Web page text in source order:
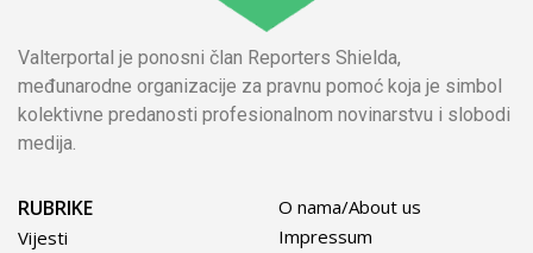
Valterportal je ponosni član Reporters Shielda,
međunarodne organizacije za pravnu pomoć koja je simbol
kolektivne predanosti profesionalnom novinarstvu i slobodi
medija.
RUBRIKE
Vijesti
O nama/About us
Impressum